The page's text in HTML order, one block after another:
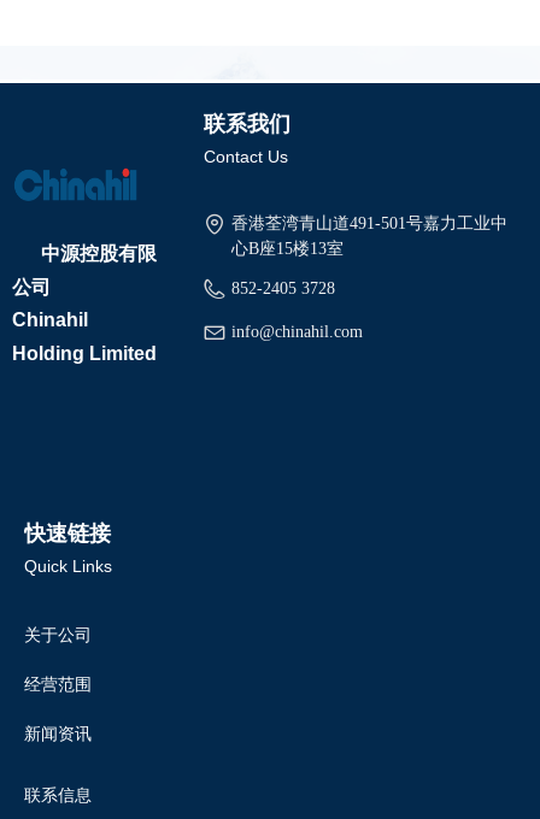
香港荃湾青山道491-501号嘉力工业中
心B座15楼13室
852-2405 3728
info@chinahil.com
联系我们
Contact Us
快速链接
Quick Links
关于公司
经营范围
新闻资讯
联系信息
中源控股有限
公司
Chinahil
Holding Limited